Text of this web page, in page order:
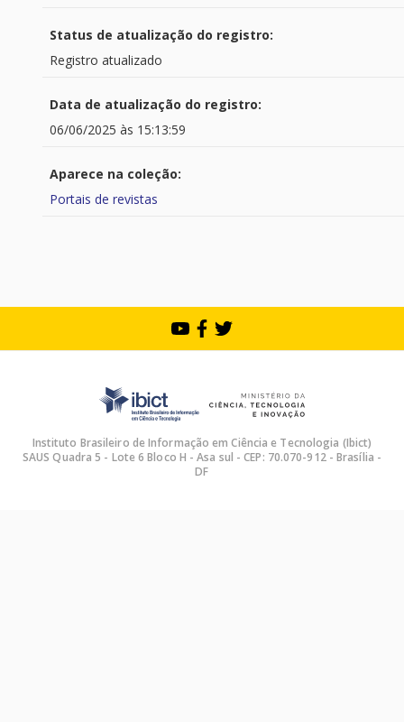
Status de atualização do registro:
Registro atualizado
Data de atualização do registro:
06/06/2025 às 15:13:59
Aparece na coleção:
Portais de revistas
Instituto Brasileiro de Informação em Ciência e Tecnologia (Ibict)
SAUS Quadra 5 - Lote 6 Bloco H - Asa sul - CEP: 70.070-912 - Brasília -
DF